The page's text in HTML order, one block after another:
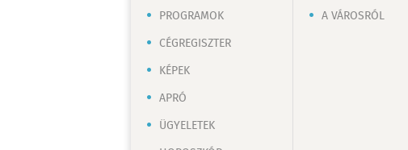
PROGRAMOK
CÉGREGISZTER
KÉPEK
APRÓ
ÜGYELETEK
A VÁROSRÓL